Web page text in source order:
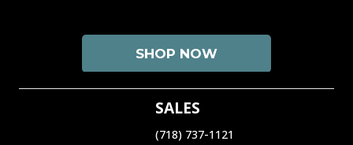
SHOP NOW
SALES
(718) 737-1121‬